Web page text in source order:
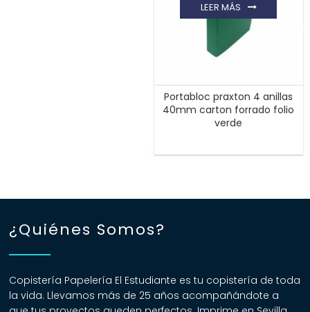
Portabloc praxton 4 anillas
40mm carton forrado folio
verde
LEER MÁS
¿Quiénes Somos?
Copistería Papelería El Estudiante es tu copistería de toda
la vida. Llevamos más de 25 años acompañándote a